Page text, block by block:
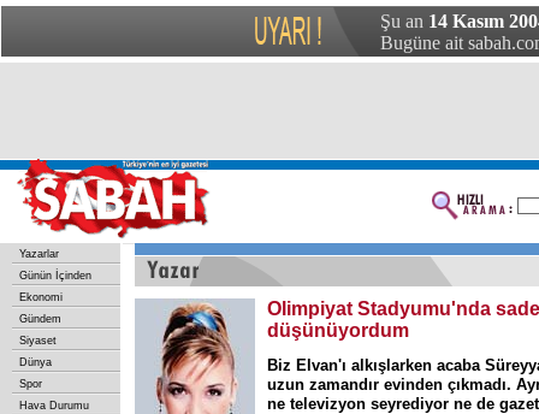
Şu an 14 Kasım
Bugüne ait
Yazarlar
Günün İçinden
Ekonomi
Gündem
Siyaset
Dünya
Spor
Hava Durumu
Olimpiyat Stadyumu'nda
düşünüyordum
Biz Elvan'ı alkışlarken acaba
uzun zamandır evinden çıkmadı.
ne televizyon seyrediyor ne de